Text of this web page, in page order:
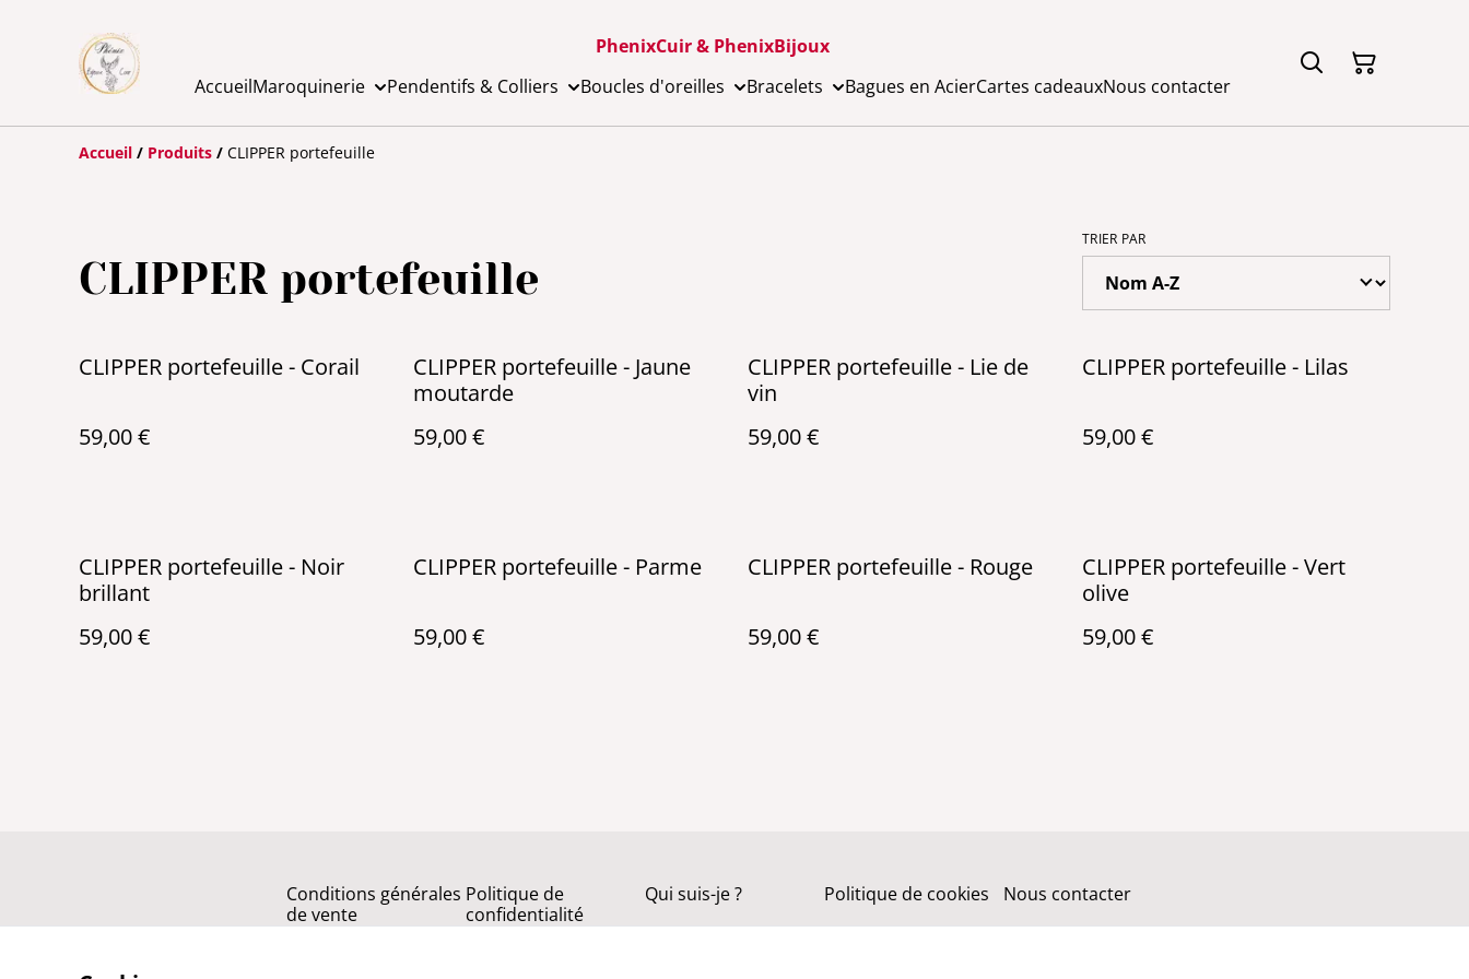
PhenixCuir & PhenixBijoux
AccueilMaroquinerie Pendentifs & Colliers Boucles d'oreilles Bracelets Bagues en AcierCartes cadeauxNous contacter
Accueil / Produits / CLIPPER portefeuille
CLIPPER portefeuille
TRIER PAR
CLIPPER portefeuille - Corail
59,00 €
CLIPPER portefeuille - Jaune
moutarde
59,00 €
CLIPPER portefeuille - Lie de
vin
59,00 €
CLIPPER portefeuille - Lilas
59,00 €
CLIPPER portefeuille - Noir
brillant
59,00 €
CLIPPER portefeuille - Parme
59,00 €
CLIPPER portefeuille - Rouge
59,00 €
CLIPPER portefeuille - Vert
olive
59,00 €
Conditions générales
de vente
Politique de
confidentialité
Qui suis-je ? Politique de cookies Nous contacter